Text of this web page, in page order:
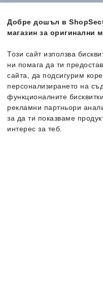
Добре дошъл в
магазин за оригинални
Този сайт използва
ни помага да ти
сайта, да подсигурим
персонализирането на
функционалните
рекламни партньори
за да ти показваме
интерес за теб.
Налични размери:
-35% Ново